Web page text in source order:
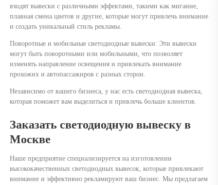
входят вывески с различными эффектами, такими как мигание,
плавная смена цветов и другие, которые могут привлечь внимание
и создать уникальный стиль рекламы.
Поворотные и мобильные светодиодные вывески: Эти вывески
могут быть поворотными или мобильными, что позволяет
изменять направление освещения и привлекать внимание
прохожих и автопассажиров с разных сторон.
Независимо от вашего бизнеса, у нас есть светодиодная вывеска,
которая поможет вам выделиться и привлечь больше клиентов.
Заказать светодиодную вывеску в
Москве
Наше предприятие специализируется на изготовлении
высококачественных светодиодных вывесок, которые привлекают
внимание и эффективно рекламируют ваш бизнес. Мы предлагаем